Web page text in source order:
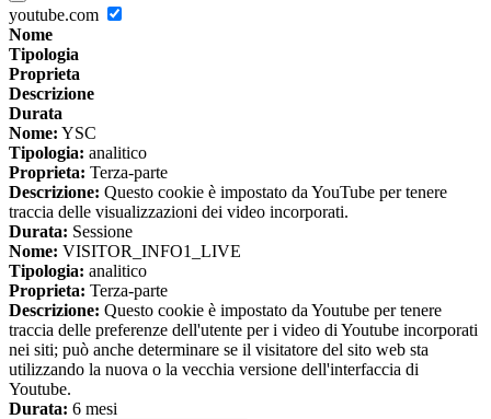
youtube.com
Nome
Tipologia
Proprieta
Descrizione
Durata
Nome: YSC
Tipologia: analitico
Proprieta: Terza-parte
Descrizione: Questo cookie è impostato da YouTube per tenere
traccia delle visualizzazioni dei video incorporati.
Durata: Sessione
Nome: VISITOR_INFO1_LIVE
Tipologia: analitico
Proprieta: Terza-parte
Descrizione: Questo cookie è impostato da Youtube per tenere
traccia delle preferenze dell'utente per i video di Youtube incorporati
nei siti; può anche determinare se il visitatore del sito web sta
utilizzando la nuova o la vecchia versione dell'interfaccia di
Youtube.
Durata: 6 mesi